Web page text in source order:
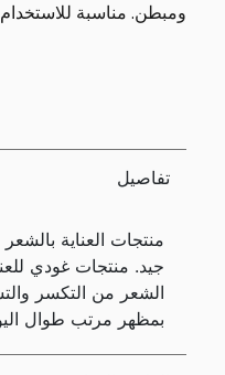
ومبطن. مناسبة
تفاصيل
منتجات العناية
جيد. منتجات غودي
الشعر من التكسر
بمظهر مرتب طوال